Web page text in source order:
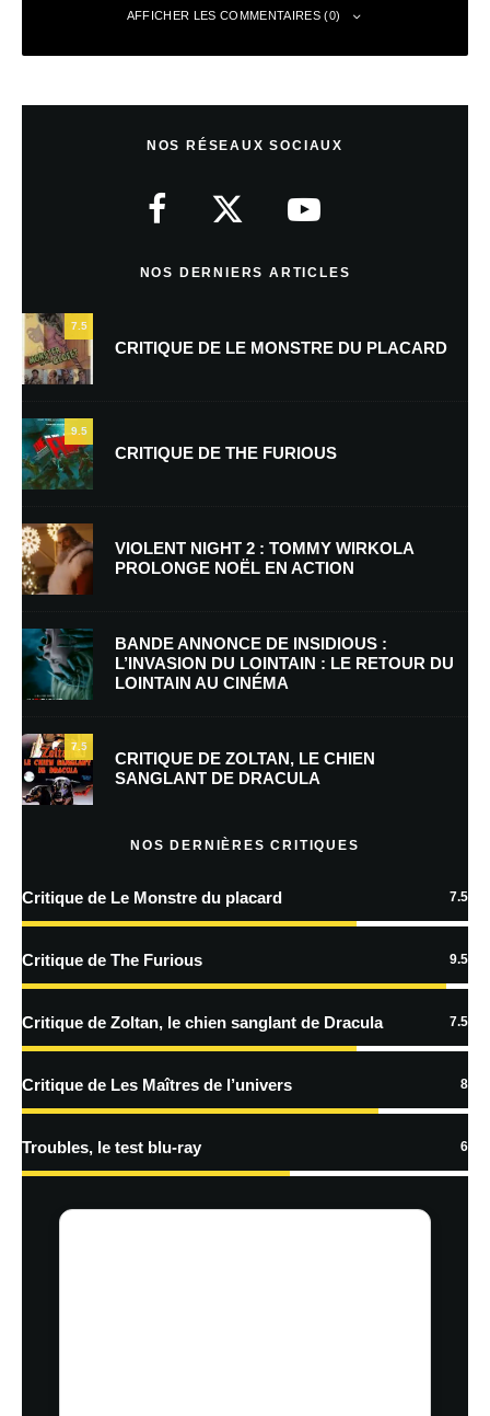
AFFICHER LES COMMENTAIRES (0)
Nom*
E-mail *
Enregistrer mon nom, mon e-mail et mon site dans le navigateur pour
mon prochain commentaire.
Prévenez-moi de tous les nouveaux commentaires par e-mail.
Prévenez-moi de tous les nouveaux articles par e-mail.
En savoir
traitées
NOS RÉSEAUX SOCIAUX
NOS DERNIERS ARTICLES
7.5
CRITIQUE DE LE MONSTRE DU PLACARD
9.5
CRITIQUE DE THE FURIOUS
VIOLENT NIGHT 2 : TOMMY WIRKOLA
PROLONGE NOËL EN ACTION
BANDE ANNONCE DE INSIDIOUS :
L’INVASION DU LOINTAIN : LE RETOUR DU
LOINTAIN AU CINÉMA
7.5
CRITIQUE DE ZOLTAN, LE CHIEN
SANGLANT DE DRACULA
NOS DERNIÈRES CRITIQUES
Critique de Le Monstre du placard 7.5
Critique de The Furious 9.5
Critique de Zoltan, le chien sanglant de Dracula 7.5
Critique de Les Maîtres de l’univers 8
Troubles, le test blu-ray 6